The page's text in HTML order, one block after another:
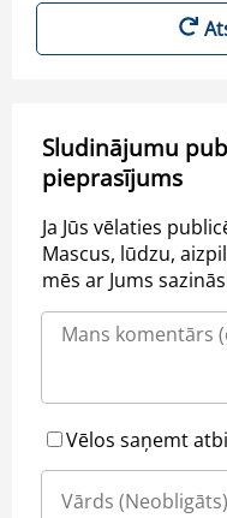
Sludinājumu
pieprasījums
Ja Jūs vēlaties
Mascus, lūdzu,
mēs ar Jums
Vēlos saņemt